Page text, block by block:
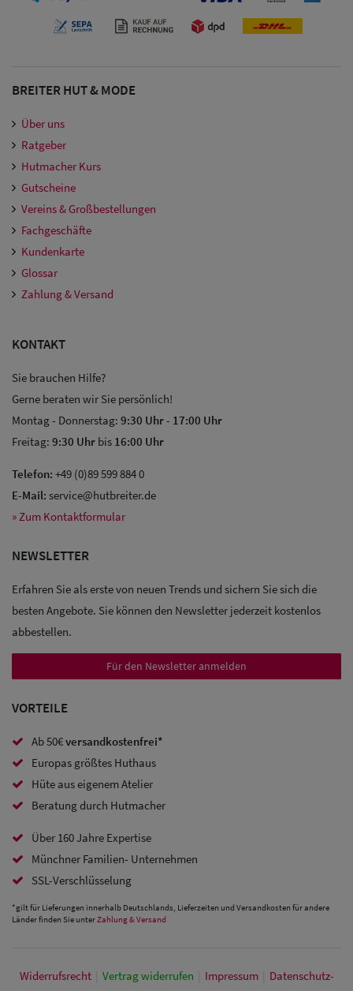
Sale: Caps
Sale:
Baseball
Caps
Sale: Army
Caps
Sale:
Sale: Caps
Ohrenschutz
BREITER HUT & MODE
Über uns
Ratgeber
Hutmacher Kurs
Gutscheine
Vereins & Großbestellungen
Fachgeschäfte
Kundenkarte
Glossar
Zahlung & Versand
KONTAKT
Sie brauchen Hilfe?
Gerne beraten wir Sie persönlich!
Montag - Donnerstag: 9:30 Uhr- 17:00 Uhr
Freitag: 9:30 Uhr bis 16:00 Uhr
Telefon: +49 (0)89 599 884 0
E-Mail: service@hutbreiter.de
» Zum Kontaktformular
NEWSLETTER
Erfahren Sie als erste von neuen Trends und sichern Sie sich die
besten Angebote. Sie können den Newsletter jederzeit kostenlos
abbestellen.
Für den Newsletter anmelden
VORTEILE
Ab 50€versandkostenfrei*
Europas größtes Huthaus
Hüte aus eigenem Atelier
Beratung durch Hutmacher
Über 160 Jahre Expertise
Münchner Familien- Unternehmen
SSL-Verschlüsselung
*gilt für Lieferungen innerhalb Deutschlands, Lieferzeiten und Versandkosten für andere
Länder finden Sie unterZahlung & Versand
Widerrufs­recht Vertrag widerrufen Impressum
Daten­schutz­